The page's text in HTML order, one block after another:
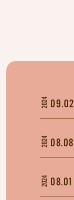
2024 09.02
2024 08.08
2024 08.01